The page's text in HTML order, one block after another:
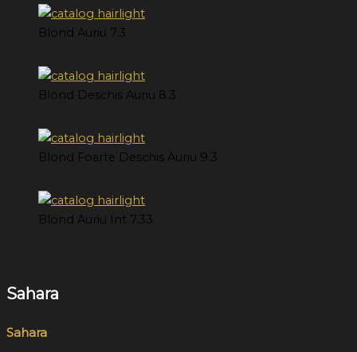
Blond Auriu 7.3
Blond Deschis Auriu 8.3
Blond Foarte Deschis Auriu 9.3
Blond Auriu Int 7.33
Sahara
Sahara